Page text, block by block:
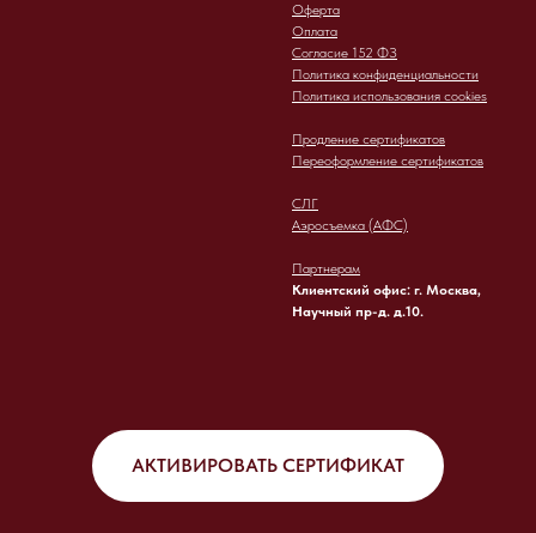
Оферта
Оплата
Согласие 152 ФЗ
Политика конфиденциальности
Политика использования cookies
Продление сертификатов
Переоформление сертификатов
СЛГ
Аэросъемка (АФС)
Партнерам
Клиентский офис: г. Москва,
Научный пр-д. д.10.
АКТИВИРОВАТЬ СЕРТИФИКАТ